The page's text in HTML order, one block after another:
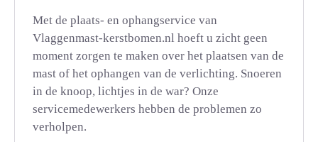
Met de plaats- en ophangservice van
Vlaggenmast-kerstbomen.nl hoeft u zicht geen
moment zorgen te maken over het plaatsen van de
mast of het ophangen van de verlichting. Snoeren
in de knoop, lichtjes in de war? Onze
servicemedewerkers hebben de problemen zo
verholpen.